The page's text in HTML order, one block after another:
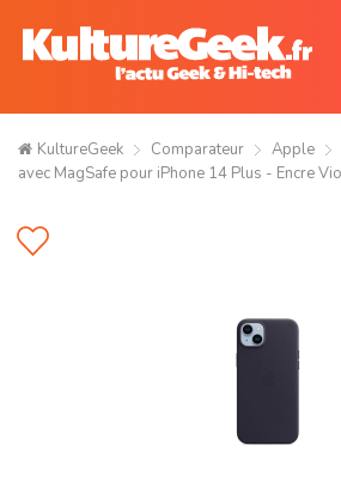
KultureGeek Comparateur Apple
avec MagSafe pour iPhone 14 Plus - Encre